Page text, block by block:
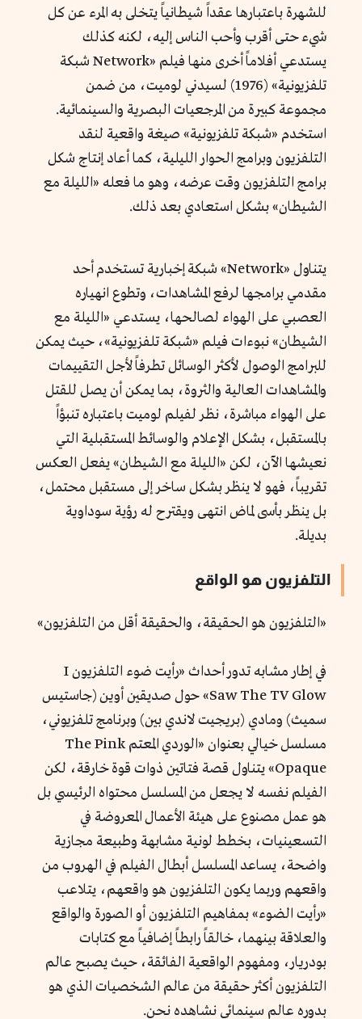
للشهرة باعتبارها عقداً شيطانياً يتخلى به المرء عن كل
شيء حتى أقرب وأحب الناس إليه، لكنه كذلك
يستدعي أفلاماً أخرى منها فيلم «Network شبكة
تلفزيونية» (1976) لسيدني لوميت، من ضمن
مجموعة كبيرة من المرجعيات البصرية والسينمائية.
استخدم «شبكة تلفزيونية» صيغة واقعية لنقد
التلفزيون وبرامج الحوار الليلية، كما أعاد إنتاج شكل
برامج التلفزيون وقت عرضه، وهو ما فعله «الليلة مع
الشيطان» بشكل استعادي بعد ذلك.
يتناول «Network» شبكة إخبارية تستخدم أحد
مقدمي برامجها لرفع المشاهدات، وتطوع انهياره
العصبي على الهواء لصالحها، يستدعي «الليلة مع
الشيطان» نبوءات فيلم «شبكة تلفزيونية»، حيث يمكن
للبرامج الوصول لأكثر الوسائل تطرفاً لأجل التقييمات
والمشاهدات العالية والثروة، بما يمكن أن يصل للقتل
على الهواء مباشرة، نظر لفيلم لوميت باعتباره تنبؤاً
بالمستقبل، بشكل الإعلام والوسائط المستقبلية التي
نعيشها الآن، لكن «الليلة مع الشيطان» يفعل العكس
تقريباً، فهو لا ينظر بشكل ساخر إلى مستقبل محتمل،
بل ينظر بأسى لماض انتهى ويقترح له رؤية سوداوية
بديلة.
التلفزيون هو الواقع
«التلفزيون هو الحقيقة، والحقيقة أقل من التلفزيون»
في إطار مشابه تدور أحداث «رأيت ضوء التلفزيون I
Saw The TV Glow» حول صديقين أوين (جاستيس
سميث) ومادي (بريجيت لاندي بين) وبرنامج تلفزيوني،
مسلسل خيالي بعنوان «الوردي المعتم The Pink
Opaque» يتناول قصة فتاتين ذوات قوة خارقة، لكن
الفيلم نفسه لا يجعل من المسلسل محتواه الرئيسي بل
هو عمل مصنوع على هيئة الأعمال المعروضة في
التسعينيات، بخطط لونية مشابهة وطبيعة مجازية
واضحة، يساعد المسلسل أبطال الفيلم في الهروب من
واقعهم وربما يكون التلفزيون هو واقعهم، يتلاعب
«رأيت الضوء» بمفاهيم التلفزيون أو الصورة والواقع
والعلاقة بينهما، خالقاً رابطاً إضافياً مع كتابات
بودريار، ومفهوم الواقعية الفائقة، حيث يصبح عالم
التلفزيون أكثر حقيقة من عالم الشخصيات الذي هو
بدوره عالم سينمائي نشاهده نحن.